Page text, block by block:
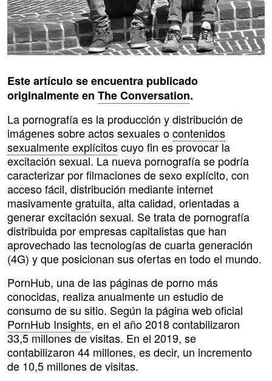
Este artículo se encuentra publicado
originalmente en The Conversation.
La pornografía es la producción y distribución de
imágenes sobre actos sexuales ocontenidos
sexualmente explícitoscuyo fin es provocar la
excitación sexual. La nueva pornografía se podría
caracterizar por filmaciones de sexo explícito, con
acceso fácil, distribución mediante internet
masivamente gratuita, alta calidad, orientadas a
generar excitación sexual. Se trata de pornografía
distribuida por empresas capitalistas que han
aprovechado las tecnologías de cuarta generación
(4G) y que posicionan sus ofertas en todo el mundo.
PornHub, una de las páginas de porno más
conocidas, realiza anualmente un estudio de
consumo de su sitio. Según la página web oficial
PornHub Insights, en el año 2018 contabilizaron
33,5 millones de visitas. En el 2019, se
contabilizaron 44 millones, es decir, un incremento
de 10,5 millones de visitas.